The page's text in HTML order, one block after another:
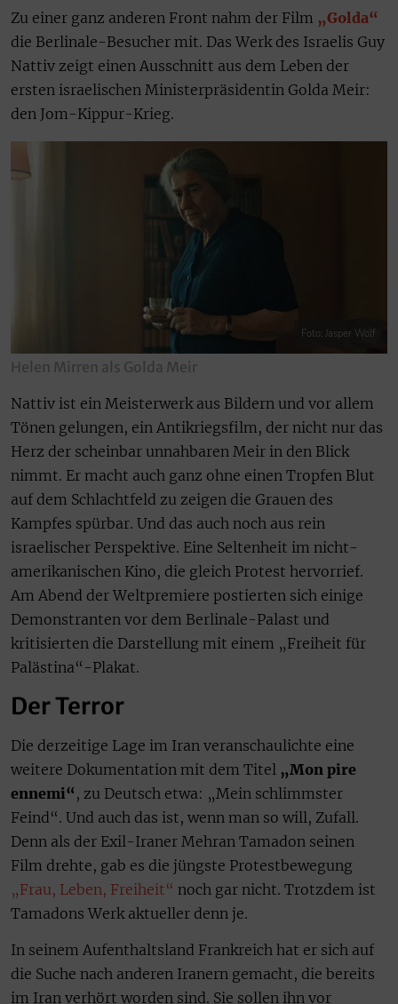
Zu einer ganz anderen Front nahm der Film „Golda“
die Berlinale-Besucher mit. Das Werk des Israelis Guy
Nattiv zeigt einen Ausschnitt aus dem Leben der
ersten israelischen Ministerpräsidentin Golda Meir:
den Jom-Kippur-Krieg.
Foto: Jasper Wolf
Helen Mirren als Golda Meir
Nattiv ist ein Meisterwerk aus Bildern und vor allem
Tönen gelungen, ein Antikriegsfilm, der nicht nur das
Herz der scheinbar unnahbaren Meir in den Blick
nimmt. Er macht auch ganz ohne einen Tropfen Blut
auf dem Schlachtfeld zu zeigen die Grauen des
Kampfes spürbar. Und das auch noch aus rein
israelischer Perspektive. Eine Seltenheit im nicht-
amerikanischen Kino, die gleich Protest hervorrief.
Am Abend der Weltpremiere postierten sich einige
Demonstranten vor dem Berlinale-Palast und
kritisierten die Darstellung mit einem „Freiheit für
Palästina“-Plakat.
Der Terror
Die derzeitige Lage im Iran veranschaulichte eine
weitere Dokumentation mit dem Titel „Mon pire
ennemi“ , zu Deutsch etwa: „Mein schlimmster
Feind“. Und auch das ist, wenn man so will, Zufall.
Denn als der Exil-Iraner Mehran Tamadon seinen
Film drehte, gab es die jüngste Protestbewegung
„Frau, Leben, Freiheit“ noch gar nicht. Trotzdem ist
Tamadons Werk aktueller denn je.
In seinem Aufenthaltsland Frankreich hat er sich auf
die Suche nach anderen Iranern gemacht, die bereits
im Iran verhört worden sind. Sie sollen ihn vor